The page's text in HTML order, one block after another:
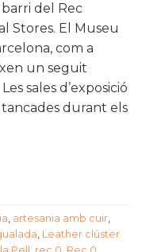
barri del Rec
Stores. El Museu
com a
un seguit
sales d’exposició
durant els
artesania amb cuir
Leather clúster